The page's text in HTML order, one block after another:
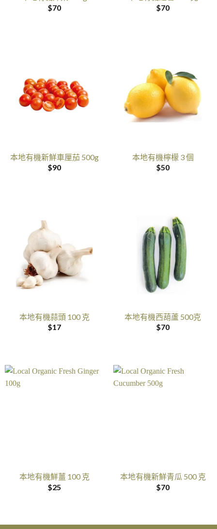
$70
$70
本地有機新鮮車厘茄 500g
$90
本地有機檸檬 3 個
$50
本地有機蒜頭 100 克
$17
本地有機西葫蘆 500克
$70
本地有機鮮薑 100 克
$25
本地有機新鮮青瓜 500 克
$70